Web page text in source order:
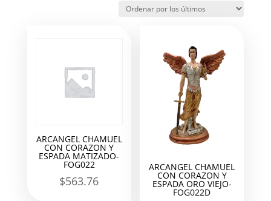
los
ARCANGEL CHAMUEL
CON CORAZON Y
ESPADA MATIZADO-
FOG022
$563.76
ARCANGEL CHAMUEL
CON CORAZON Y
ESPADA ORO VIEJO-
FOG022D